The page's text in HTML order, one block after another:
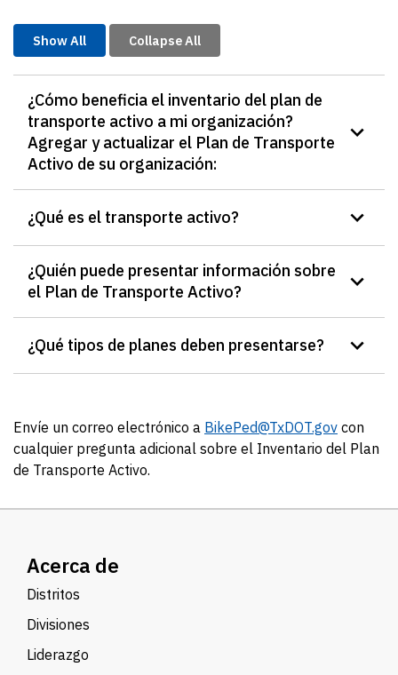
Show All Collapse All
¿Cómo beneficia el inventario del plan de
transporte activo a mi organización?
Agregar y actualizar el Plan de Transporte
Activo de su organización:
¿Qué es el transporte activo?
¿Quién puede presentar información sobre
el Plan de Transporte Activo?
¿Qué tipos de planes deben presentarse?
Envíe un correo electrónico a BikePed@TxDOT.gov con
cualquier pregunta adicional sobre el Inventario del Plan
de Transporte Activo.
Acerca de
Distritos
Divisiones
Liderazgo